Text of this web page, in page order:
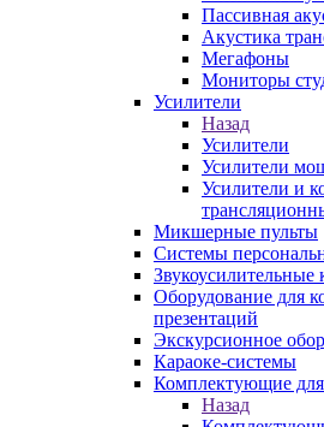
Пассивная
Акустика
Мегафоны
Мониторы
Усилители
Назад
Усилители
Усилители
Усилители и
Микшерные пульты
Системы
Звукоусилительные
Оборудование для
презентаций
Экскурсионное
Караоке-системы
Комплектующие для
Назад